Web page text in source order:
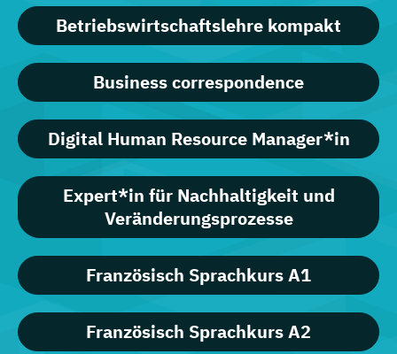
Betriebswirtschaftslehre kompakt
Business correspondence
Digital Human Resource Manager*in
Expert*in für Nachhaltigkeit und
Veränderungsprozesse
Französisch Sprachkurs A1
Französisch Sprachkurs A2